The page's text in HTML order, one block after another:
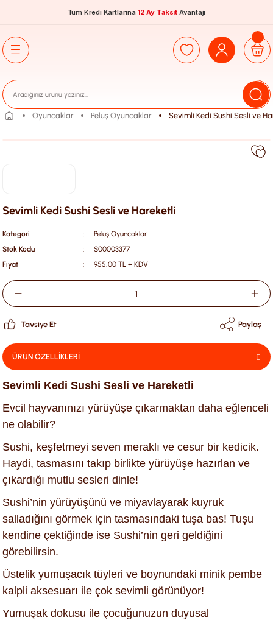
Tüm Kredi Kartlarına 12 Ay Taksit Avantajı
Oyuncaklar Peluş Oyuncaklar Sevimli Kedi Sushi Sesli ve
Sevimli Kedi Sushi Sesli ve Hareketli
Kategori
Peluş Oyuncaklar
Stok Kodu
S00003377
Fiyat
955,00 TL + KDV
Tavsiye Et Paylaş
ÜRÜN ÖZELLİKLERİ
Sevimli Kedi Sushi Sesli ve Hareketli
Evcil hayvanınızı yürüyüşe çıkarmaktan daha eğlenceli
ne olabilir?
Sushi, keşfetmeyi seven meraklı ve cesur bir kedicik.
Haydi, tasmasını takıp birlikte yürüyüşe hazırlan ve
çıkardığı mutlu sesleri dinle!
Sushi’nin yürüyüşünü ve miyavlayarak kuyruk
salladığını görmek için tasmasındaki tuşa bas! Tuşu
kendine çektiğinde ise Sushi’nin geri geldiğini
görebilirsin.
Üstelik yumuşacık tüyleri ve boynundaki minik pembe
kalpli aksesuarı ile çok sevimli görünüyor!
Yumuşak dokusu ile çocuğunuzun duyusal